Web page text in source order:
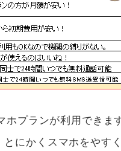
ホプランが利用できま
にかくスマホをやす